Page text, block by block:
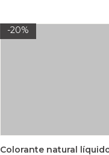
-20%
Colorante natural